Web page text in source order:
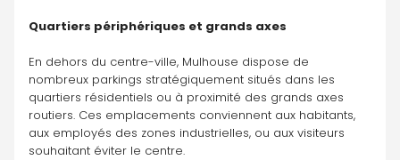
Quartiers périphériques et grands axes
En dehors du centre-ville, Mulhouse dispose de
nombreux parkings stratégiquement situés dans les
quartiers résidentiels ou à proximité des grands axes
routiers. Ces emplacements conviennent aux habitants,
aux employés des zones industrielles, ou aux visiteurs
souhaitant éviter le centre.